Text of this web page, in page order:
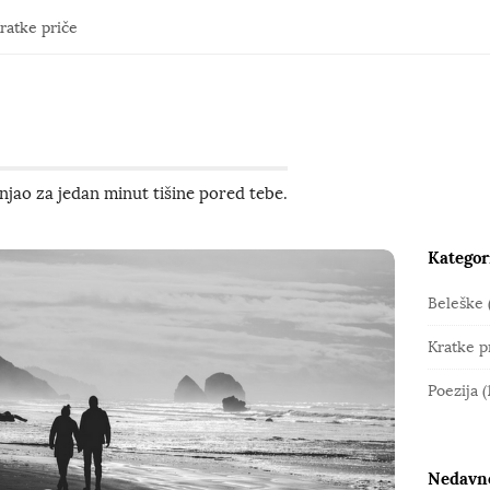
priče
za jedan minut tišine pored tebe.
S
i
e
S
e
Beleške
Kratke
Poezija